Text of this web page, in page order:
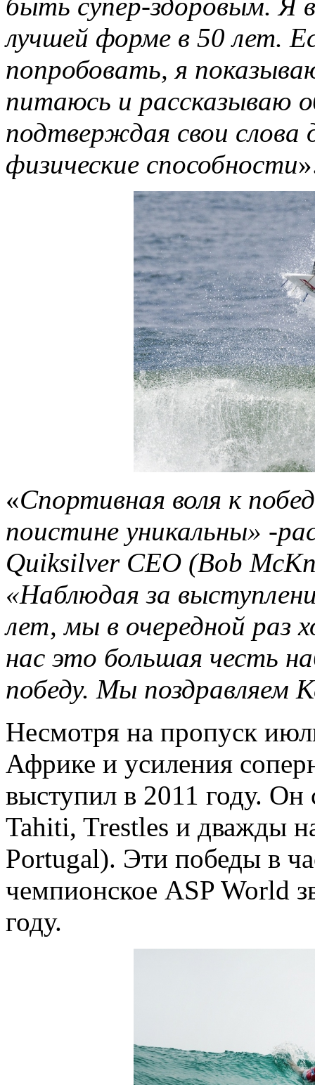
лучшей форме в 50 лет.
попробовать, я
питаюсь и рассказываю
подтверждая свои слова
физические способности
«Спортивная воля к
поистине уникальны» -
Quiksilver CEO (Bob
«Наблюдая за
лет, мы в очередной раз
нас это большая честь
победу. Мы поздравляем
Несмотря на пропуск
Африке и усиления
выступил в 2011 году. Он
Tahiti, Trestles и дважды
Portugal). Эти победы в
чемпионское ASP World
году.